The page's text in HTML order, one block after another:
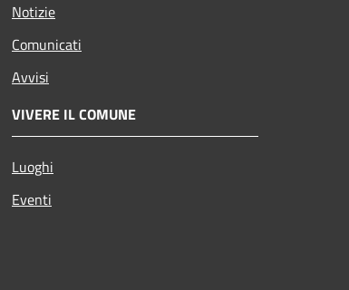
Notizie
Comunicati
Avvisi
VIVERE IL COMUNE
Luoghi
Eventi